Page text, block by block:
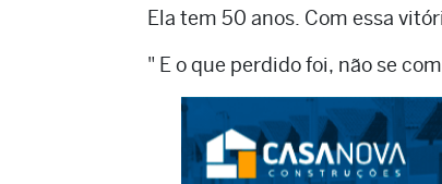
Ela tem 50 anos. Com essa
" E o que perdido foi, não se